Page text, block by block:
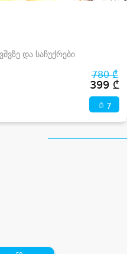
და საჩუქრები
780 ₾
399 ₾
7